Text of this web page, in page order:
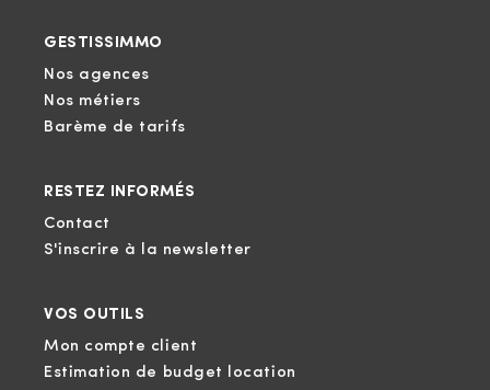
GESTISSIMMO
Nos agences
Nos métiers
Barème de tarifs
RESTEZ INFORMÉS
Contact
S'inscrire à la newsletter
VOS OUTILS
Mon compte client
Estimation de budget location